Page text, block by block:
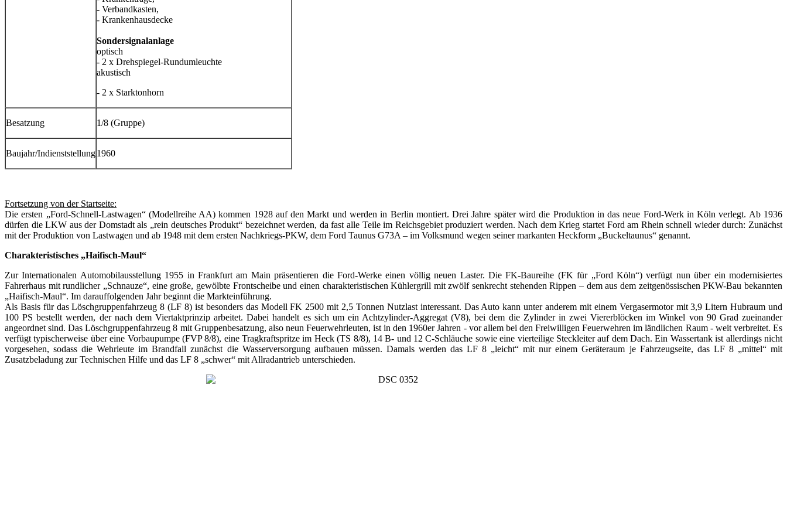
- Verbandkasten,
- Krankenhausdecke
Sondersignalanlage
optisch
- 2 x Drehspiegel-Rundumleuchte
akustisch
- 2 x Starktonhorn
Besatzung 1/8 (Gruppe)
Baujahr/Indienststellung1960
Fortsetzung von der Startseite:
Die ersten „Ford-Schnell-Lastwagen“ (Modellreihe AA) kommen 1928 auf den Markt und werden in Berlin montiert. Drei Jahre später wird die Produktion in das neue Ford-Werk in Köln verlegt. Ab 1936
dürfen die LKW aus der Domstadt als „rein deutsches Produkt“ bezeichnet werden, da fast alle Teile im Reichsgebiet produziert werden. Nach dem Krieg startet Ford am Rhein schnell wieder durch: Zunächst
mit der Produktion von Lastwagen und ab 1948 mit dem ersten Nachkriegs-PKW, dem Ford Taunus G73A – im Volksmund wegen seiner markanten Heckform „Buckeltaunus“ genannt.
Charakteristisches „Haifisch-Maul“
Zur Internationalen Automobilausstellung 1955 in Frankfurt am Main präsentieren die Ford-Werke einen völlig neuen Laster. Die FK-Baureihe (FK für „Ford Köln“) verfügt nun über ein modernisiertes
Fahrerhaus mit rundlicher „Schnauze“, eine große, gewölbte Frontscheibe und einen charakteristischen Kühlergrill mit zwölf senkrecht stehenden Rippen – dem aus dem zeitgenössischen PKW-Bau bekannten
„Haifisch-Maul“. Im darauffolgenden Jahr beginnt die Markteinführung.
Als Basis für das Löschgruppenfahrzeug 8 (LF 8) ist besonders das Modell FK 2500 mit 2,5 Tonnen Nutzlast interessant. Das Auto kann unter anderem mit einem Vergasermotor mit 3,9 Litern Hubraum und
100 PS bestellt werden, der nach dem Viertaktprinzip arbeitet. Dabei handelt es sich um ein Achtzylinder-Aggregat (V8), bei dem die Zylinder in zwei Viererblöcken im Winkel von 90 Grad zueinander
angeordnet sind. Das Löschgruppenfahrzeug 8 mit Gruppenbesatzung, also neun Feuerwehrleuten, ist in den 1960er Jahren - vor allem bei den Freiwilligen Feuerwehren im ländlichen Raum - weit verbreitet. Es
verfügt typischerweise über eine Vorbaupumpe (FVP 8/8), eine Tragkraftspritze im Heck (TS 8/8), 14 B- und 12 C-Schläuche sowie eine vierteilige Steckleiter auf dem Dach. Ein Wassertank ist allerdings nicht
vorgesehen, sodass die Wehrleute im Brandfall zunächst die Wasserversorgung aufbauen müssen. Damals werden das LF 8 „leicht“ mit nur einem Geräteraum je Fahrzeugseite, das LF 8 „mittel“ mit
Zusatzbeladung zur Technischen Hilfe und das LF 8 „schwer“ mit Allradantrieb unterschieden.